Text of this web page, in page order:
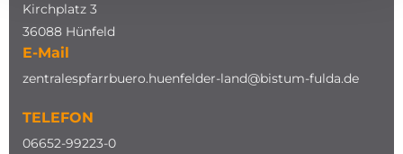
Kirchplatz 3
36088 Hünfeld
E-Mail
zentralespfarrbuero.huenfelder-land@bistum-fulda.de
TELEFON
06652-99223-0